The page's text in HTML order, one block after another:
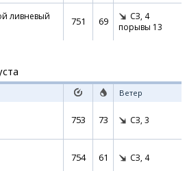
ливневый
751 69 СЗ, 4
порывы 13
Ветер
753 73 СЗ, 3
754 61 СЗ, 4